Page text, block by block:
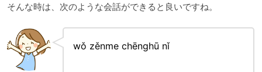
そんな時は、次のような会話ができると良いですね。
wǒ zěnme chēnghū nǐ